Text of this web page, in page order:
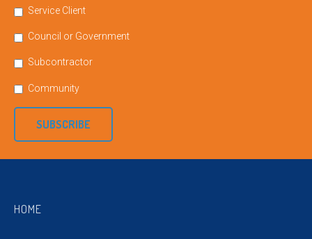
Service Client
Council or Government
Subcontractor
Community
SUBSCRIBE
HOME